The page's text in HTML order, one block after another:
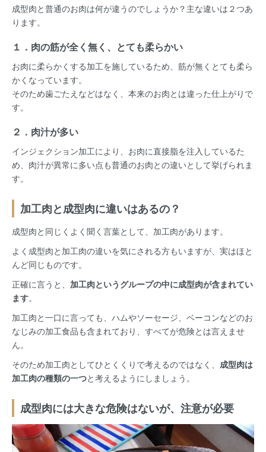
成型肉と普通のお肉は何が違うのでしょうか？主な違いは２つあ
ります。
１．肉の筋が全く無く、とても柔らかい
お肉に柔らかくする加工を施しているため、筋が無くとても柔ら
かくなっています。
そのため歯ごたえなどはなく、本来のお肉とは違った仕上がりで
す。
２．肉汁が多い
インジェクション加工により、お肉に直接脂を注入しているた
め、肉汁が異常に多い点も普通のお肉との違いとして挙げられま
す。
加工肉と成型肉に違いはあるの？
成型肉と同じくよく聞く言葉として、加工肉があります。
よく成型肉と加工肉の違いを気にされる方もいますが、実はほと
んど同じものです。
正確に言うと、 加工肉というグループの中に成型肉が含まれてい
ます。
加工肉と一口に言っても、ハムやソーセージ、ベーコンなどのお
なじみの加工食品も含まれており、すべてが危険とは言えませ
ん。
そのため加工肉としてひとくくりで考えるのではなく、 成型肉は
加工肉の種類の一つと考えるようにしましょう。
成型肉には大きな危険はないが、注意が必要